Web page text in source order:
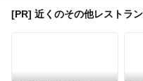
[PR] 近くのその他レストラ